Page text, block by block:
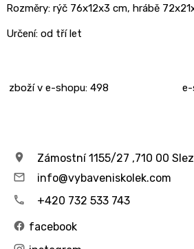
Rozměry: rýč 76x12x3 cm, hrábě
Určení: od tří let
zboží v e-shopu: 498
Zámostní 1155/27 ,710 00
info@vybaveniskolek.com
+420 732 533 743
facebook